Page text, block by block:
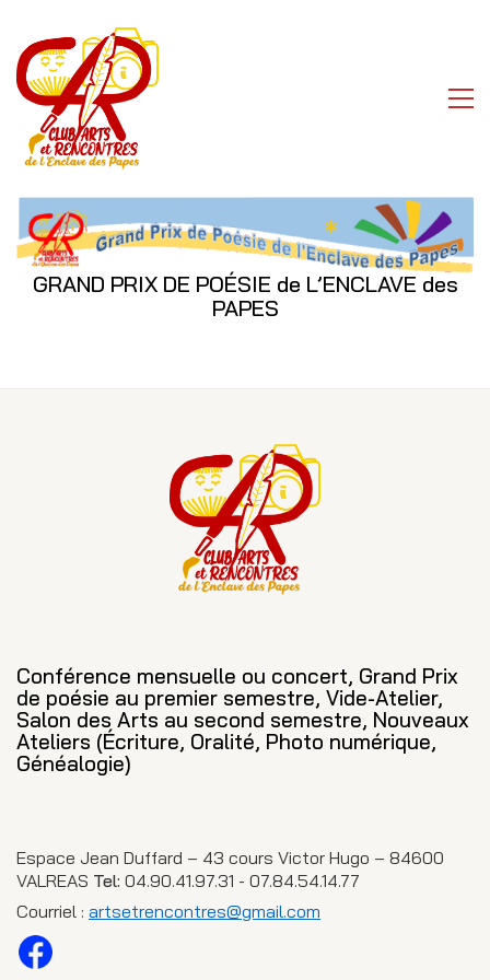
GRAND PRIX DE POÉSIE de L’ENCLAVE des
PAPES
Conférence mensuelle ou concert, Grand Prix
de poésie au premier semestre, Vide-Atelier,
Salon des Arts au second semestre, Nouveaux
Ateliers (Écriture, Oralité, Photo numérique,
Généalogie)
Espace Jean Duffard – 43 cours Victor Hugo – 84600
VALREAS Tel: 04.90.41.97.31 - 07.84.54.14.77
Courriel : artsetrencontres@gmail.com